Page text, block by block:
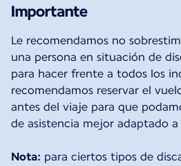
Importante
Le recomendamos no
una persona en situación de
para hacer frente a todos los
recomendamos reservar el
antes del viaje para que
de asistencia mejor adaptado
Nota: para ciertos tipos de